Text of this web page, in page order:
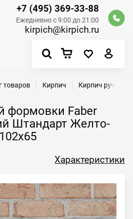
+7 (495) 369-33-88
Ежедневно с 9:00 до 21:00
kirpich@kirpich.ru
формовки Faber
Штандарт Желто-
товаров Кирпич Кирпич ручной
Характеристики